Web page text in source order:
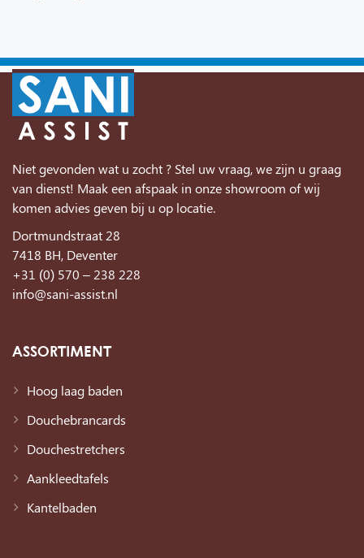
Niet gevonden wat u zocht ? Stel uw vraag, we zijn u graag
van dienst! Maak een afspaak in onze showroom of wij
komen advies geven bij u op locatie.
Dortmundstraat 28
7418 BH, Deventer
+31 (0) 570 – 238 228
info@sani-assist.nl
ASSORTIMENT
Hoog laag baden
Douchebrancards
Douchestretchers
Aankleedtafels
Kantelbaden